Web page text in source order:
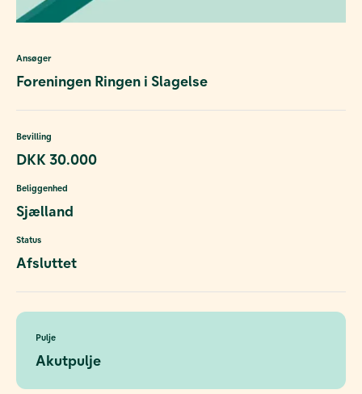
Ansøger
Foreningen Ringen i Slagelse
Bevilling
DKK 30.000
Beliggenhed
Sjælland
Status
Afsluttet
Pulje
Akutpulje